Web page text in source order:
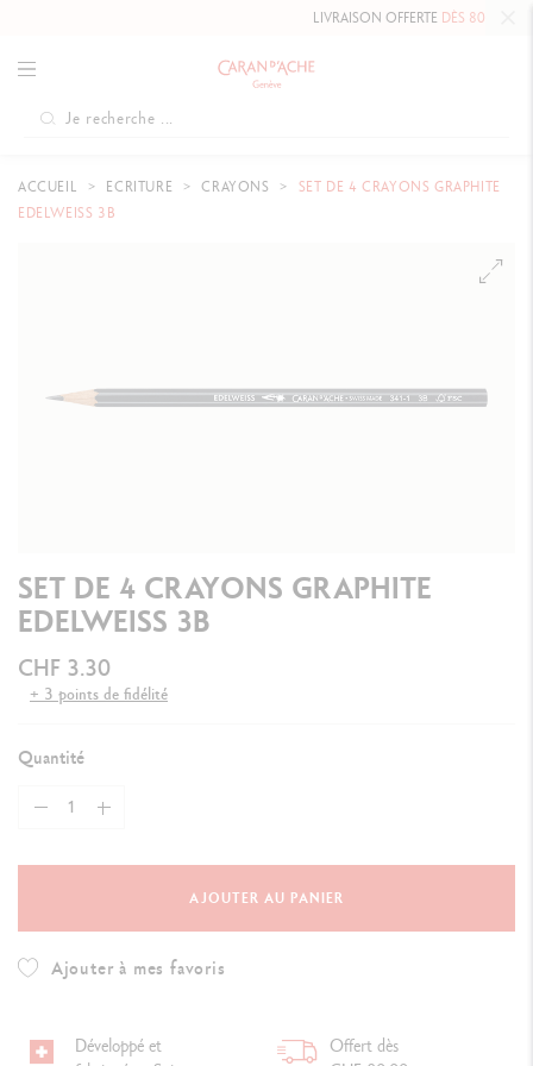
LIVRAISON OFFERTEDÈS 80 CHF.
ACCUEIL ECRITURE CRAYONS
SET DE 4 CRAYONS GRAPHITE
EDELWEISS 3B
SET DE 4 CRAYONS GRAPHITE
EDELWEISS 3B
CHF 3.30
+ 3 points de fidélité
Quantité
AJOUTER AU PANIER
Ajouter à mes favoris
Développé et
Offert dès